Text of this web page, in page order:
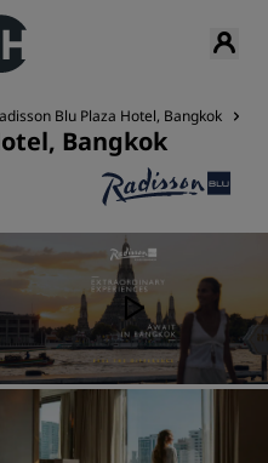
Blu Plaza Hotel, Bangkok
Bangkok